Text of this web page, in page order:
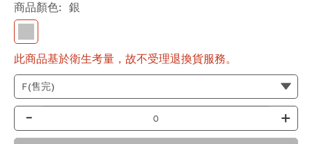
商品顏色: 銀
此商品基於衛生考量，故不受理退換貨服務。
- +